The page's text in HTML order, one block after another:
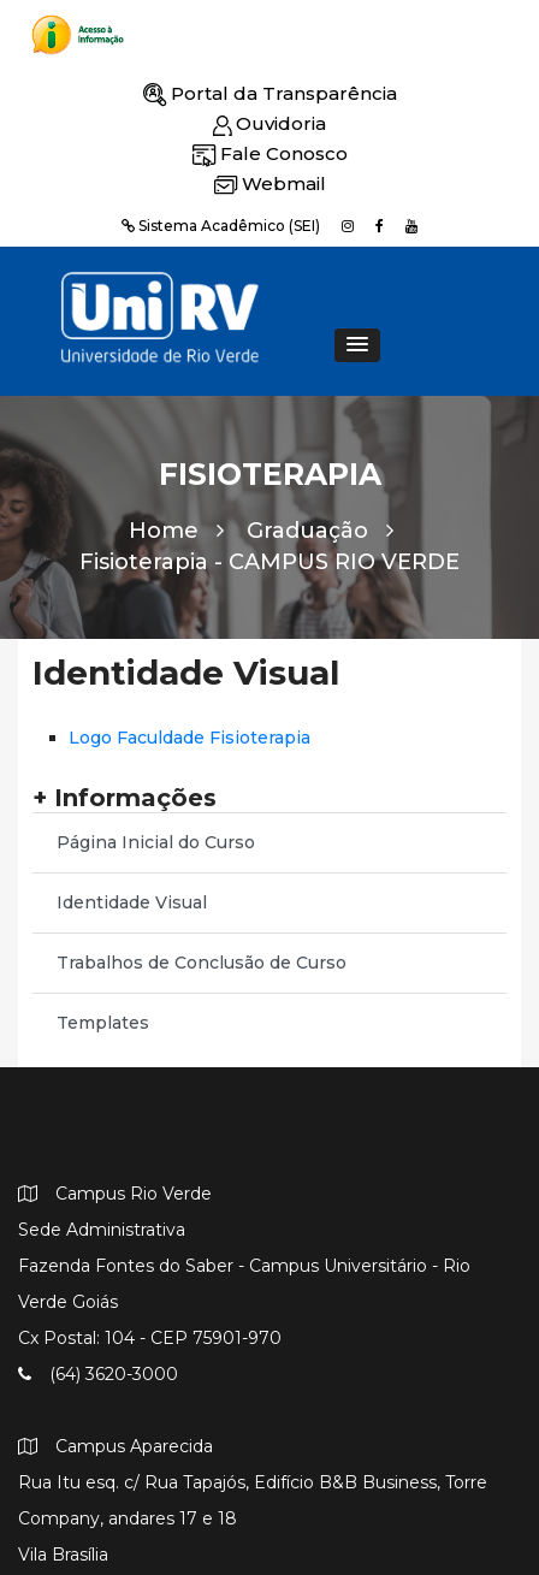
Portal da Transparência
Ouvidoria
Fale Conosco
Webmail
Sistema Acadêmico (SEI)
FISIOTERAPIA
Home
Graduação
Fisioterapia - CAMPUS RIO VERDE
Identidade Visual
Logo Faculdade Fisioterapia
+ Informações
Página Inicial do Curso
Identidade Visual
Trabalhos de Conclusão de Curso
Templates
Campus Rio Verde
Sede Administrativa
Fazenda Fontes do Saber - Campus Universitário - Rio
Verde Goiás
Cx Postal: 104 - CEP 75901-970
(64) 3620-3000
Campus Aparecida
Rua Itu esq. c/ Rua Tapajós, Edifício B&B Business, Torre
Company, andares 17 e 18
Vila Brasília